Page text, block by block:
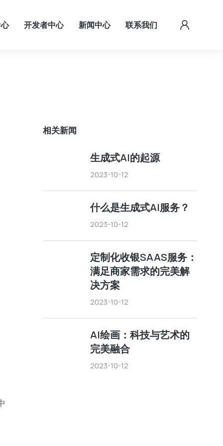
开发者中心 新闻中心 联系我们
相关新闻
生成式AI的起源
2023-10-12
什么是生成式AI服务？
2023-10-12
定制化收银SAAS服务：
满足商家需求的完美解
决方案
2023-10-12
AI绘画：科技与艺术的
完美融合
2023-10-12